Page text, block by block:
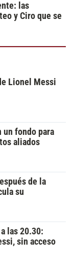
las
y Ciro que se
Lionel Messi
un fondo para
aliados
de la
su
las 20.30:
sin acceso